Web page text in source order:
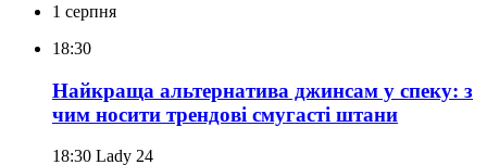
1 серпня
18:30
Найкраща альтернатива джинсам у спеку: з
чим носити трендові смугасті штани
18:30 Lady 24